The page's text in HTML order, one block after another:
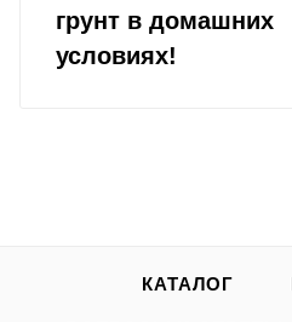
грунт в домашних
условиях!
КАТАЛОГ